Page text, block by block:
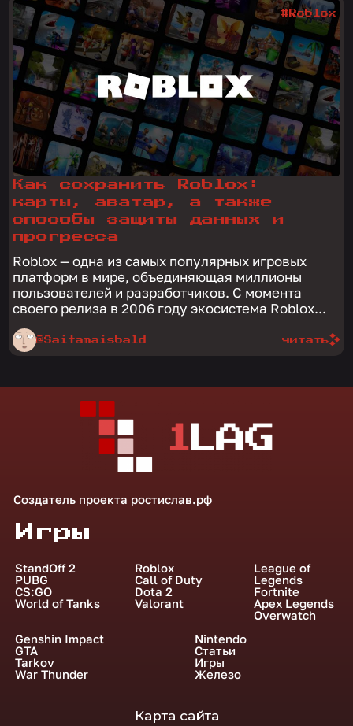
Как сохранить Roblox:
карты, аватар, а также
способы защиты данных и
прогресса
Roblox — одна из самых популярных игровых
платформ в мире, объединяющая миллионы
пользователей и разработчиков. С момента
своего релиза в 2006 году экосистема Roblox...
@Saitamaisbald
#Roblox
читать
Создатель проекта ростислав.рф
Игры
StandOff 2
PUBG
CS:GO
World of Tanks
Roblox
Call of Duty
Dota 2
Valorant
League of
Legends
Fortnite
Apex Legends
Overwatch
Genshin Impact
GTA
Tarkov
War Thunder
Nintendo
Статьи
Игры
Железо
Карта сайта